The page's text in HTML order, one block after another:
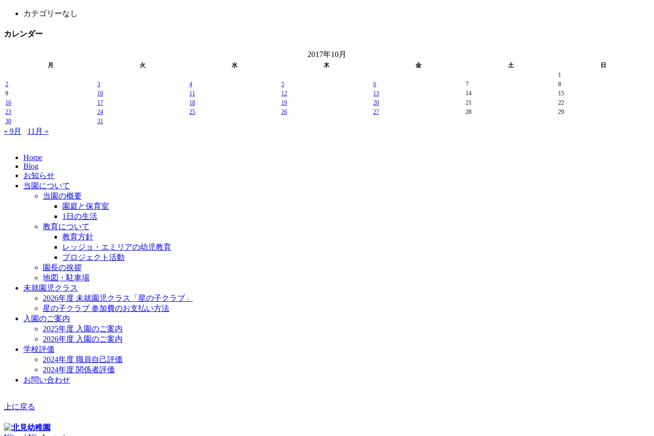
カテゴリーなし
カレンダー
2017年10月
月 火 水 木 金 土
日
1
2
3 4 5 6 7
8
9
10 11 12 13 14
15
16
17 18 19 20 21
22
23
24 25 26 27 28
29
30
31
« 9月 11月 »
Home
Blog
お知らせ
当園について
当園の概要
園庭と保育室
1日の生活
教育について
教育方針
レッジョ・エミリアの幼児教育
プロジェクト活動
園長の挨拶
地図・駐車場
未就園児クラス
2026年度 未就園児クラス「星の子クラブ」
星の子クラブ 参加費のお支払い方法
入園のご案内
2025年度 入園のご案内
2026年度 入園のご案内
学校評価
2024年度 職員自己評価
2024年度 関係者評価
お問い合わせ
上に戻る